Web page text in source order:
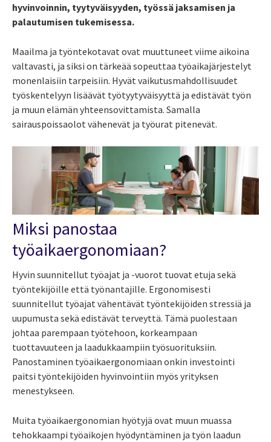
hyvinvoinnin, tyytyväisyyden, työssä jaksamisen ja
palautumisen tukemisessa.
Maailma ja työntekotavat ovat muuttuneet viime aikoina
valtavasti, ja siksi on tärkeää sopeuttaa työaikajärjestelyt
monenlaisiin tarpeisiin. Hyvät vaikutusmahdollisuudet
työskentelyyn lisäävät työtyytyväisyyttä ja edistävät työn
ja muun elämän yhteensovittamista. Samalla
sairauspoissaolot vähenevät ja työurat pitenevät.
Miksi panostaa
työaikaergonomiaan?
Hyvin suunnitellut työajat ja -vuorot tuovat etuja sekä
työntekijöille että työnantajille. Ergonomisesti
suunnitellut työajat vähentävät työntekijöiden stressiä ja
uupumusta sekä edistävät terveyttä. Tämä puolestaan
johtaa parempaan työtehoon, korkeampaan
tuottavuuteen ja laadukkaampiin työsuorituksiin.
Panostaminen työaikaergonomiaan onkin investointi
paitsi työntekijöiden hyvinvointiin myös yrityksen
menestykseen.
Muita työaikaergonomian hyötyjä ovat muun muassa
tehokkaampi työaikojen hyödyntäminen ja työn laadun